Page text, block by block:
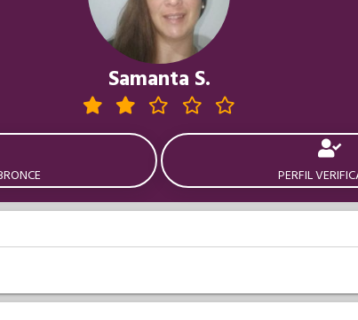
Samanta S.
PERFIL